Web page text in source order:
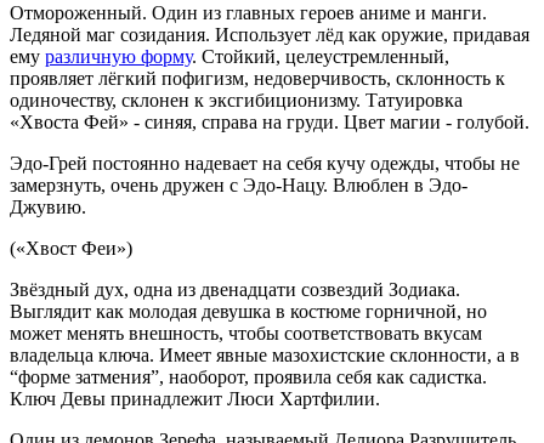
Отмороженный. Один из главных героев аниме и манги.
Ледяной маг созидания. Использует лёд как оружие, придавая
ему различную форму. Стойкий, целеустремленный,
проявляет лёгкий пофигизм, недоверчивость, склонность к
одиночеству, склонен к эксгибиционизму. Татуировка
«Хвоста Фей» - синяя, справа на груди. Цвет магии - голубой.
Эдо-Грей постоянно надевает на себя кучу одежды, чтобы не
замерзнуть, очень дружен с Эдо-Нацу. Влюблен в Эдо-
Джувию.
(«Хвост Феи»)
Звёздный дух, одна из двенадцати созвездий Зодиака.
Выглядит как молодая девушка в костюме горничной, но
может менять внешность, чтобы соответствовать вкусам
владельца ключа. Имеет явные мазохистские склонности, а в
“форме затмения”, наоборот, проявила себя как садистка.
Ключ Девы принадлежит Люси Хартфилии.